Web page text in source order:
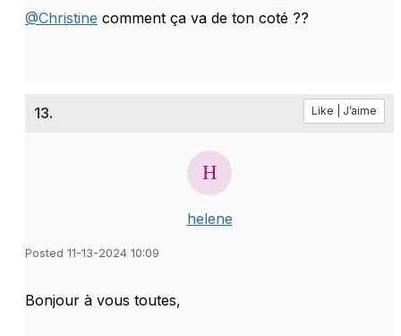
@Christine comment ça va de ton coté ??
13. Like | J’aime
helene
Posted 11-13-2024 10:09
Bonjour à vous toutes,